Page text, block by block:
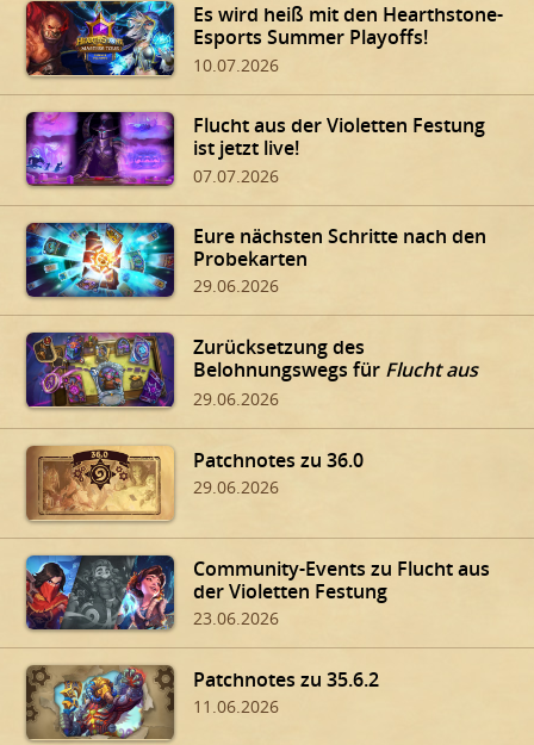
Es wird heiß mit den Hearthstone-
Esports Summer Playoffs!
10.07.2026
Flucht aus der Violetten Festung
ist jetzt live!
07.07.2026
Eure nächsten Schritte nach den
Probekarten
29.06.2026
Zurücksetzung des
Belohnungswegs für Flucht aus
der Violetten Festung
29.06.2026
Patchnotes zu 36.0
29.06.2026
Community-Events zu Flucht aus
der Violetten Festung
23.06.2026
Patchnotes zu 35.6.2
11.06.2026